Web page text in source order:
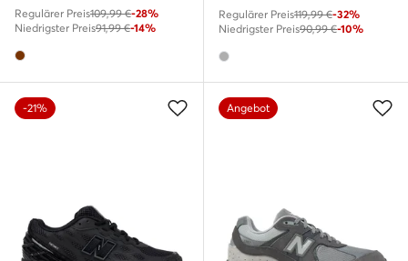
Regulärer Preis109,99 €-28%
Niedrigster Preis91,99 €-14%
Regulärer Preis119,99 €-32%
Niedrigster Preis90,99 €-10%
-21% Angebot